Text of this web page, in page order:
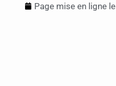
Page mise en ligne le